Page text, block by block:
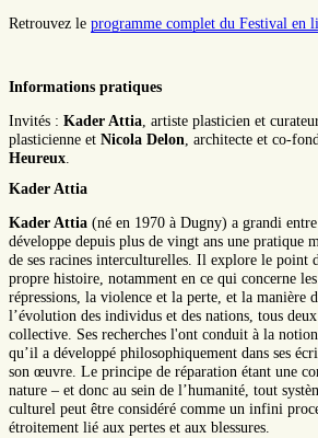
Retrouvez le programme complet du Festival en
Informations pratiques
Invités : Kader Attia, artiste plasticien et
plasticienne et Nicola Delon, architecte et co-
Heureux.
Kader Attia
Kader Attia (né en 1970 à Dugny) a grandi
développe depuis plus de vingt ans une pratique
de ses racines interculturelles. Il explore le point
propre histoire, notamment en ce qui concerne
répressions, la violence et la perte, et la manière
l’évolution des individus et des nations, tous
collective. Ses recherches l'ont conduit à la
qu’il a développé philosophiquement dans ses
son œuvre. Le principe de réparation étant une
nature – et donc au sein de l’humanité, tout
culturel peut être considéré comme un infini
étroitement lié aux pertes et aux blessures.